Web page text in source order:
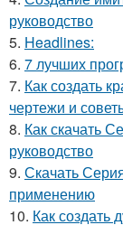
руководство
5. Headlines:
6. 7 лучших
7. Как создать
чертежи и
8. Как скачать
руководство
9. Скачать
применению
10. Как создать